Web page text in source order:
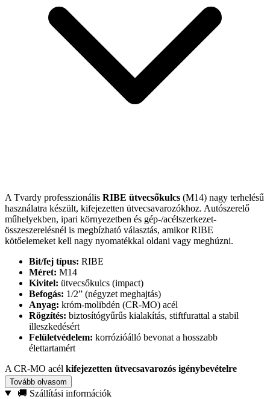
A Tvardy professzionális RIBE ütvecsőkulcs (M14) nagy terhelésű
használatra készült, kifejezetten ütvecsavarozókhoz. Autószerelő
műhelyekben, ipari környezetben és gép-/acélszerkezet-
összeszerelésnél is megbízható választás, amikor RIBE
kötőelemeket kell nagy nyomatékkal oldani vagy meghúzni.
Bit/fej típus: RIBE
Méret: M14
Kivitel: ütvecsőkulcs (impact)
Befogás: 1/2” (négyzet meghajtás)
Anyag: króm-molibdén (CR-MO) acél
Rögzítés: biztosítógyűrűs kialakítás, stiftfurattal a stabil
illeszkedésért
Felületvédelem: korrózióálló bevonat a hosszabb
élettartamért
A CR-MO acél kifejezetten ütvecsavarozós igénybevételre
készült: jobban tűri az ütéseket és a vibrációt, így kisebb a repedés
kockázata nagy nyomatéknál. A precíz RIBE illeszkedés
Tovább olvasom
🚚 Szállítási információk